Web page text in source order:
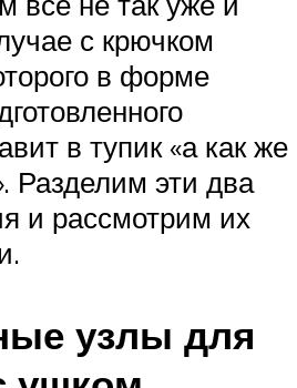
с крючком
в форме
в тупик «а как же
Разделим эти два
и рассмотрим их
узлы для